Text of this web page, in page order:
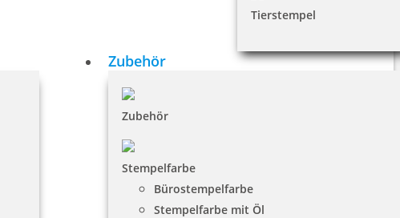
Tierstempel
Zubehör
Zubehör
Stempelfarbe
Bürostempelfarbe
Stempelfarbe mit Öl